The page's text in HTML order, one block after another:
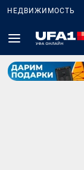
НЕДВИЖИМОСТЬ